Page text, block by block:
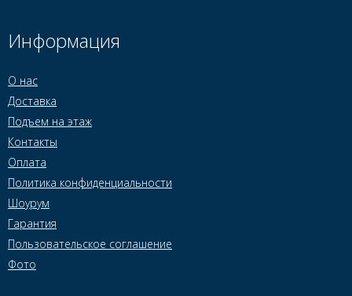
Информация
О нас
Доставка
Подъем на этаж
Контакты
Оплата
Политика конфиденциальности
Шоурум
Гарантия
Пользовательское соглашение
Фото